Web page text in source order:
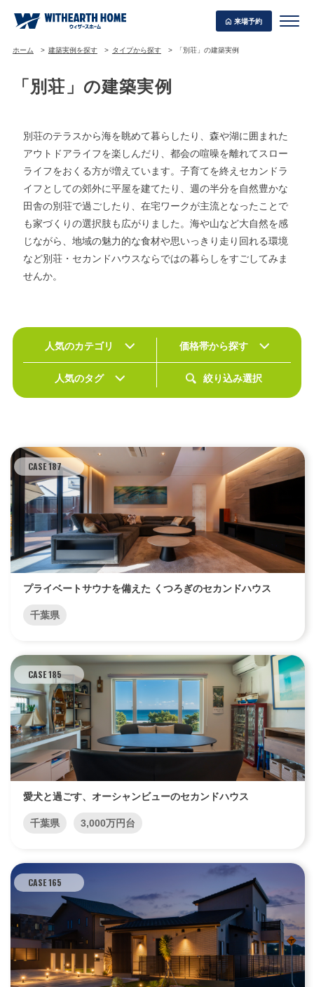
来場予約
エリア限定商品
ホーム 建築実例を探す タイプから探す 「別荘」の建築実例
「別荘」の建築実例
別荘のテラスから海を眺めて暮らしたり、森や湖に囲まれた
アウトドアライフを楽しんだり、都会の喧噪を離れてスロー
ライフをおくる方が増えています。子育てを終えセカンドラ
イフとしての郊外に平屋を建てたり、週の半分を自然豊かな
田舎の別荘で過ごしたり、在宅ワークが主流となったことで
も家づくりの選択肢も広がりました。海や山など大自然を感
じながら、地域の魅力的な食材や思いっきり走り回れる環境
など別荘・セカンドハウスならではの暮らしをすごしてみま
せんか。
人気のカテゴリ 価格帯から探す
人気のタグ 絞り込み選択
CASE 187
プライベートサウナを備えた くつろぎのセカンドハウス
千葉県
CASE 185
愛犬と過ごす、オーシャンビューのセカンドハウス
千葉県 3,000万円台
CASE 165